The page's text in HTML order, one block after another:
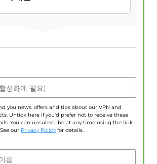
성화에 필요)
you news, offers and tips about our VPN and
Untick here if you'd prefer not to receive these
You can unsubscribe at any time using the link
our Privacy Policy for details.
름